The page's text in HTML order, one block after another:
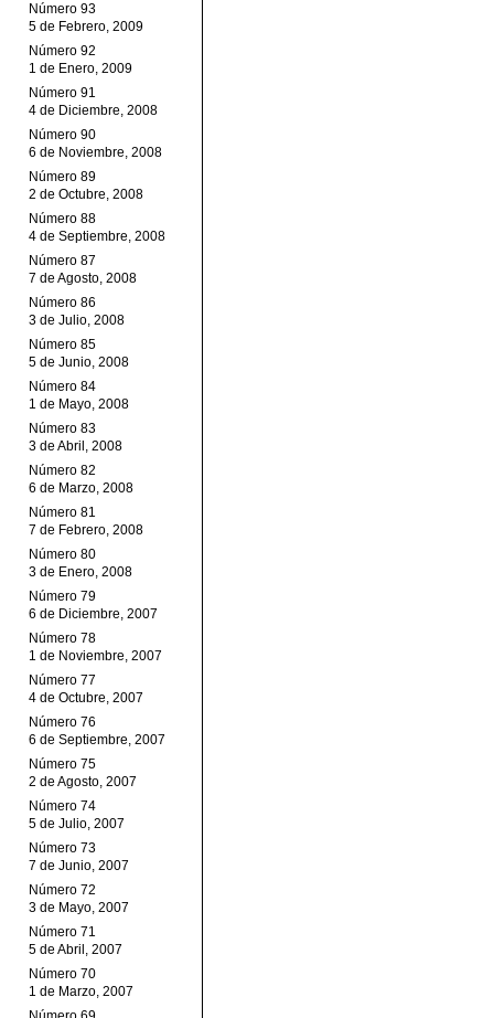
Número 93
5 de Febrero, 2009
Número 92
1 de Enero, 2009
Número 91
4 de Diciembre, 2008
Número 90
6 de Noviembre, 2008
Número 89
2 de Octubre, 2008
Número 88
4 de Septiembre, 2008
Número 87
7 de Agosto, 2008
Número 86
3 de Julio, 2008
Número 85
5 de Junio, 2008
Número 84
1 de Mayo, 2008
Número 83
3 de Abril, 2008
Número 82
6 de Marzo, 2008
Número 81
7 de Febrero, 2008
Número 80
3 de Enero, 2008
Número 79
6 de Diciembre, 2007
Número 78
1 de Noviembre, 2007
Número 77
4 de Octubre, 2007
Número 76
6 de Septiembre, 2007
Número 75
2 de Agosto, 2007
Número 74
5 de Julio, 2007
Número 73
7 de Junio, 2007
Número 72
3 de Mayo, 2007
Número 71
5 de Abril, 2007
Número 70
1 de Marzo, 2007